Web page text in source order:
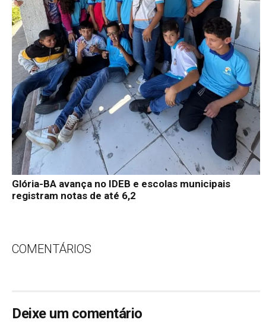
Glória-BA avança no IDEB e escolas municipais
registram notas de até 6,2
COMENTÁRIOS
Deixe um comentário